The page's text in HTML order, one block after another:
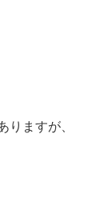
りますが、